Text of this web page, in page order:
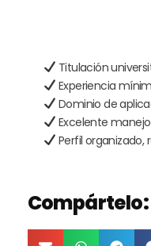
Titulación
Experiencia
Dominio de
Excelente
Perfil organizado,
Compártelo: